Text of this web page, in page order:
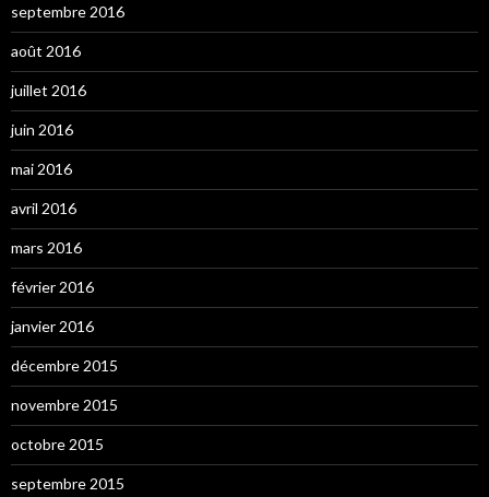
septembre 2016
août 2016
juillet 2016
juin 2016
mai 2016
avril 2016
mars 2016
février 2016
janvier 2016
décembre 2015
novembre 2015
octobre 2015
septembre 2015